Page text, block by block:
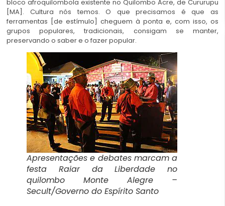
bloco afroquilombola existente no Quilombo Acre, de Cururupu
[MA]. Cultura nós temos. O que precisamos é que as
ferramentas [de estímulo] cheguem à ponta e, com isso, os
grupos populares, tradicionais, consigam se manter,
preservando o saber e o fazer popular.
Apresentações e debates marcam a
festa Raiar da Liberdade no
quilombo Monte Alegre –
Secult/Governo do Espírito Santo